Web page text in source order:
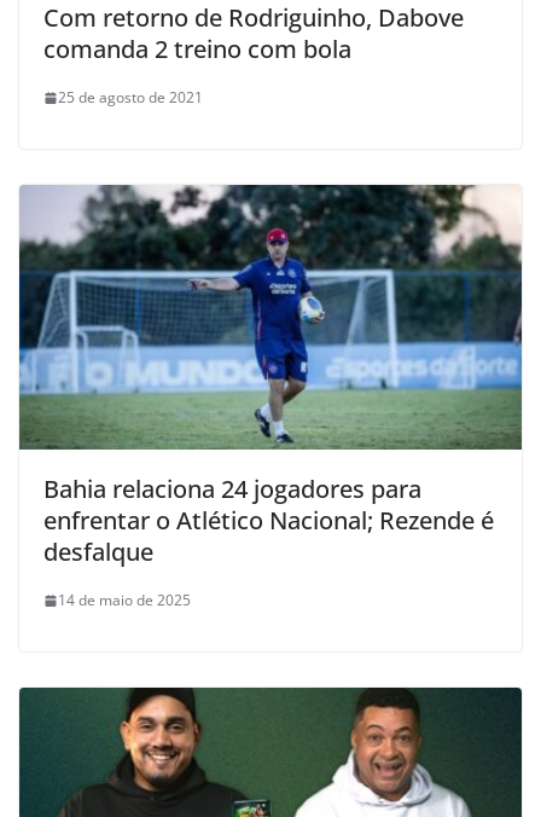
Com retorno de Rodriguinho, Dabove
comanda 2 treino com bola
25 de agosto de 2021
Bahia relaciona 24 jogadores para
enfrentar o Atlético Nacional; Rezende é
desfalque
14 de maio de 2025